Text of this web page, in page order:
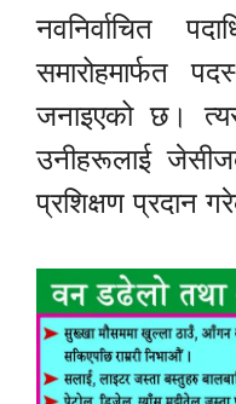
नवनिर्वाचित
समारोहमार्फत
जनाइएको छ।
उनीहरूलाई
प्रशिक्षण प्रदान